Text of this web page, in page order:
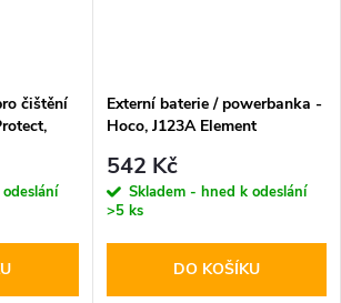
čištění
Externí baterie / powerbanka -
Hoco, J123A Element
542 Kč
Skladem - hned k odeslání
>5 ks
DO KOŠÍKU